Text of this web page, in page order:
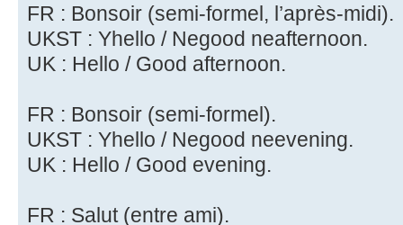
FR : Bonsoir (semi-formel, l’après-midi).
UKST : Yhello / Negood neafternoon.
UK : Hello / Good afternoon.
FR : Bonsoir (semi-formel).
UKST : Yhello / Negood neevening.
UK : Hello / Good evening.
FR : Salut (entre ami).